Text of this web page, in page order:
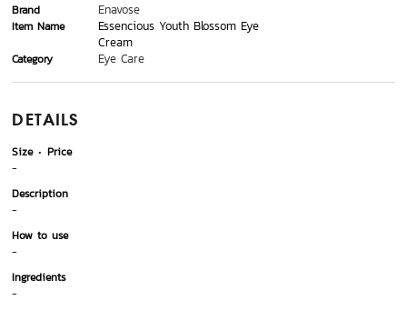
Brand Enavose
Item Name
Essencious Youth Blossom Eye
Cream
Category Eye Care
DETAILS
Size
Price
-
Description
-
How to use
-
Ingredients
-